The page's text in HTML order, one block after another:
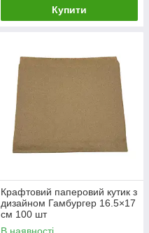
Купити
Крафтовий паперовий кутик з
дизайном Гамбургер 16.5×17
см 100 шт